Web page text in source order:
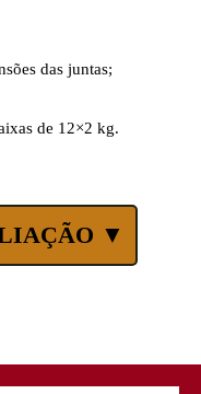
das juntas;
de 12×2 kg.
▼